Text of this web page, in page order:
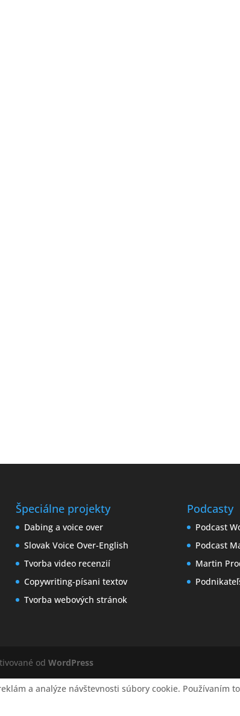
Špeciálne projekty
Dabing a voice over
Slovak Voice Over-English
Tvorba video recenzií
Copywriting-písani textov
Tvorba webových stránok
Podcasty
Podcast
Podcast
Martin
odWordPress
a analýze návštevnosti súbory cookie. Používaním